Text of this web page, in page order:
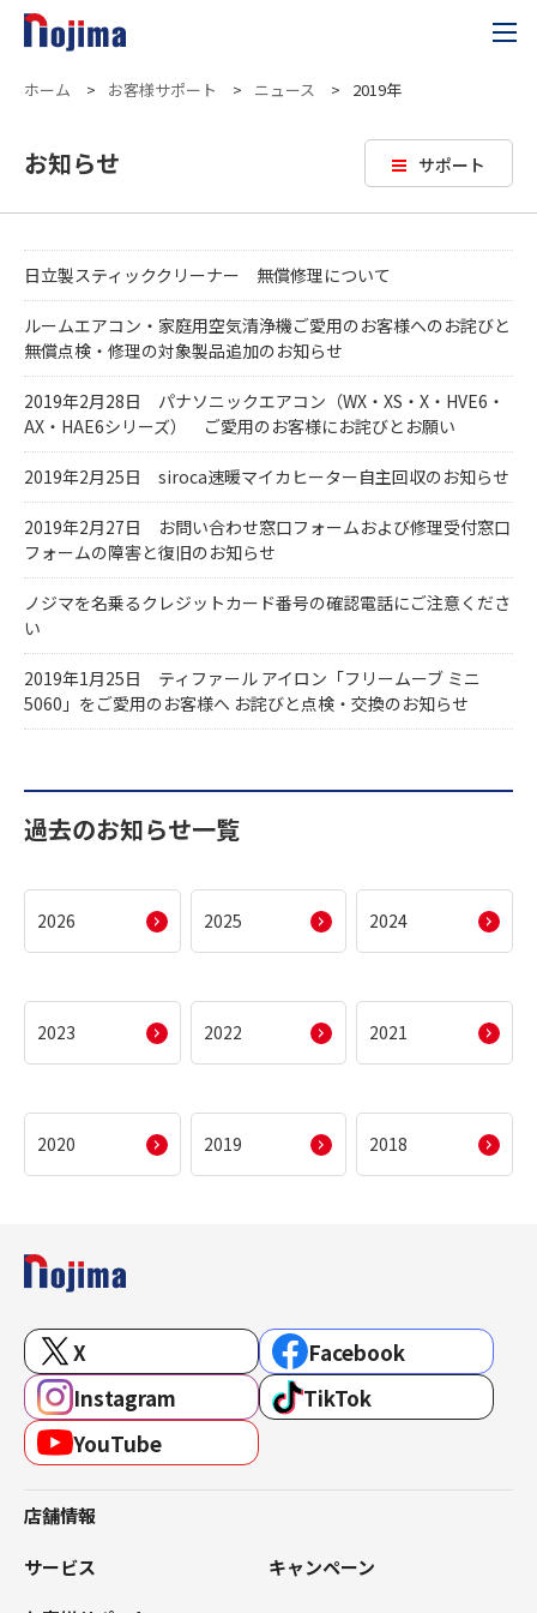
ホーム > お客様サポート > ニュース > 2019年
サポート
お知らせ
日立製スティッククリーナー 無償修理について
ルームエアコン・家庭用空気清浄機ご愛用のお客様へのお詫びと
無償点検・修理の対象製品追加のお知らせ
2019年2月28日 パナソニックエアコン（WX・XS・X・HVE6・
AX・HAE6シリーズ） ご愛用のお客様にお詫びとお願い
2019年2月25日 siroca速暖マイカヒーター自主回収のお知らせ
2019年2月27日 お問い合わせ窓口フォームおよび修理受付窓口
フォームの障害と復旧のお知らせ
ノジマを名乗るクレジットカード番号の確認電話にご注意くださ
い
2019年1月25日 ティファール アイロン「フリームーブ ミニ
5060」をご愛用のお客様へ お詫びと点検・交換のお知らせ
過去のお知らせ一覧
2026 2025 2024
2023 2022 2021
2020 2019 2018
X
Facebook
Instagram
TikTok
YouTube
店舗情報
サービス キャンペーン